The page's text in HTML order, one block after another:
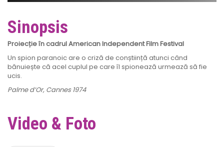
Sinopsis
Proiecție în cadrul American Independent Film Festival
Un spion paranoic are o criză de conștiință atunci când
bănuiește că acel cuplul pe care îl spionează urmează să fie
ucis.
Palme d’Or, Cannes 1974
Video & Foto